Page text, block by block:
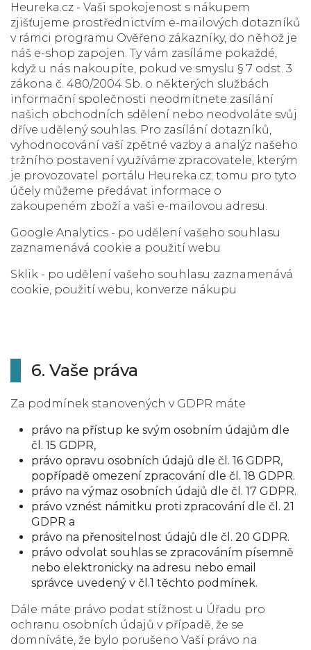
Heureka.cz - Vaši spokojenost s nákupem
zjišťujeme prostřednictvím e-mailových dotazníků
v rámci programu Ověřeno zákazníky, do něhož je
náš e-shop zapojen. Ty vám zasíláme pokaždé,
když u nás nakoupíte, pokud ve smyslu § 7 odst. 3
zákona č. 480/2004 Sb. o některých službách
informační společnosti neodmítnete zasílání
našich obchodních sdělení nebo neodvoláte svůj
dříve udělený souhlas. Pro zasílání dotazníků,
vyhodnocování vaší zpětné vazby a analýz našeho
tržního postavení využíváme zpracovatele, kterým
je provozovatel portálu Heureka.cz; tomu pro tyto
účely můžeme předávat informace o
zakoupeném zboží a vaši e-mailovou adresu.
Google Analytics - po udělení vašeho souhlasu
zaznamenává cookie a použití webu
Sklik - po udělení vašeho souhlasu zaznamenává
cookie, použití webu, konverze nákupu
6. Vaše práva
Za podmínek stanovených v GDPR máte
právo na přístup ke svým osobním údajům dle
čl. 15 GDPR,
právo opravu osobních údajů dle čl. 16 GDPR,
popřípadě omezení zpracování dle čl. 18 GDPR.
právo na výmaz osobních údajů dle čl. 17 GDPR.
právo vznést námitku proti zpracování dle čl. 21
GDPR a
právo na přenositelnost údajů dle čl. 20 GDPR.
právo odvolat souhlas se zpracováním písemně
nebo elektronicky na adresu nebo email
správce uvedený v čl.1 těchto podmínek.
Dále máte právo podat stížnost u Úřadu pro
ochranu osobních údajů v případě, že se
domníváte, že bylo porušeno Vaší právo na